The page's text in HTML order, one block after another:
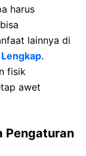
harus
lainnya di
.
fisik
awet
Pengaturan